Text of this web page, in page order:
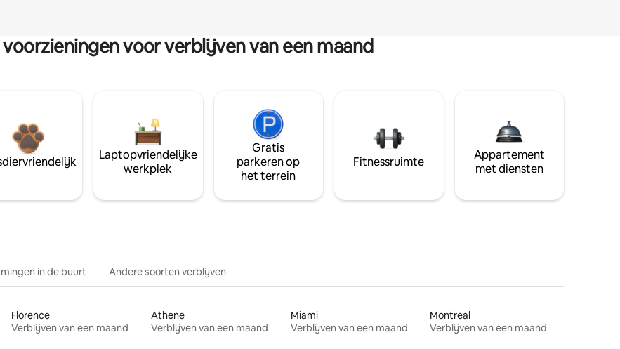
voorzieningen voor verblijven van een maand
Laptopvriendelijke
werkplek
Gratis
parkeren op
het terrein
Fitnessruimte
Appartement
met diensten
in de buurt Andere soorten verblijven
Florence
Verblijven van een maand
Athene
Verblijven van een maand
Miami
Verblijven van een maand
Montreal
Verblijven van een maand